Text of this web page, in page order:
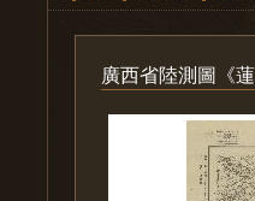
廣西省陸測圖《蓮